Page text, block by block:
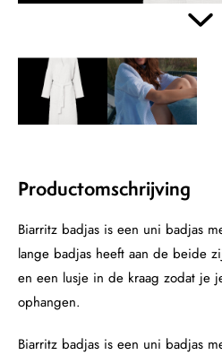
Productomschrijving
Biarritz badjas is een uni badjas
lange badjas heeft aan de beide
en een lusje in de kraag zodat je
ophangen.
Biarritz badjas is een uni badjas